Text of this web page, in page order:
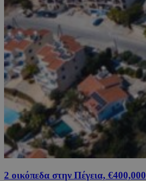
2 οικόπεδα στην Πέγεια, €400,000